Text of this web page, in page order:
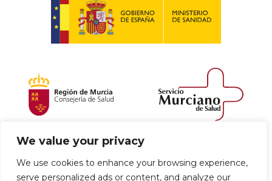
We value your privacy
We use cookies to enhance your browsing experience,
serve personalized ads or content, and analyze our
Política de envío y devoluciones